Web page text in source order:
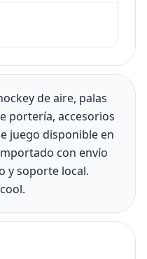
de aire, palas
portería, accesorios
juego disponible en
con envío
y soporte local.